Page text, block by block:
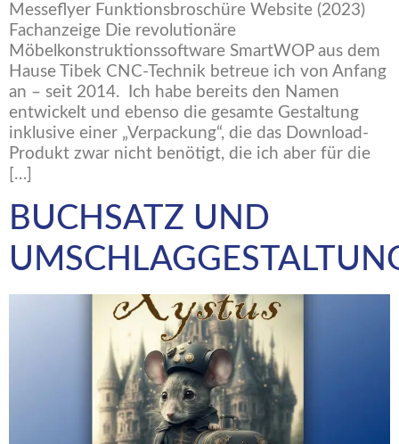
Messeflyer Funktionsbroschüre Website (2023)
Fachanzeige Die revolutionäre
Möbelkonstruktionssoftware SmartWOP aus dem
Hause Tibek CNC-Technik betreue ich von Anfang
an – seit 2014. Ich habe bereits den Namen
entwickelt und ebenso die gesamte Gestaltung
inklusive einer „Verpackung“, die das Download-
Produkt zwar nicht benötigt, die ich aber für die
[…]
BUCHSATZ UND